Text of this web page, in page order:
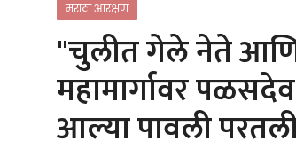
Contact
मराठा आरक्षण
"चुलीत गेले नेते
महामार्गावर
आल्या पावली